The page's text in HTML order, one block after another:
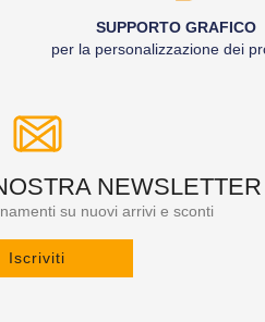
SUPPORTO GRAFICO
per la personalizzazione dei
NEWSLETTER
su nuovi arrivi e sconti
Iscriviti